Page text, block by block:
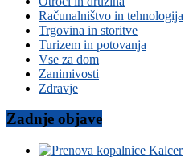
Računalništvo in tehnologija
Trgovina in storitve
Turizem in potovanja
Vse za dom
Zanimivosti
Zdravje
Zadnje objave